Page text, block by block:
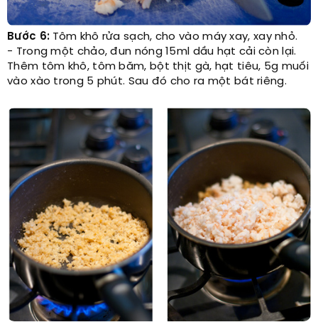
Bước 6: Tôm khô rửa sạch, cho vào máy xay, xay nhỏ.
- Trong một chảo, đun nóng 15ml dầu hạt cải còn lại.
Thêm tôm khô, tôm băm, bột thịt gà, hạt tiêu, 5g muối
vào xào trong 5 phút. Sau đó cho ra một bát riêng.